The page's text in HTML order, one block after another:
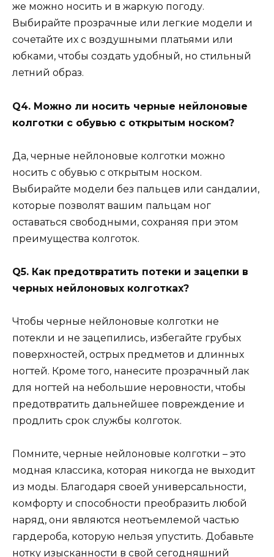
же можно носить и в жаркую погоду.
Выбирайте прозрачные или легкие модели и
сочетайте их с воздушными платьями или
юбками, чтобы создать удобный, но стильный
летний образ.
Q4. Можно ли носить черные нейлоновые
колготки с обувью с открытым носком?
Да, черные нейлоновые колготки можно
носить с обувью с открытым носком.
Выбирайте модели без пальцев или сандалии,
которые позволят вашим пальцам ног
оставаться свободными, сохраняя при этом
преимущества колготок.
Q5. Как предотвратить потеки и зацепки в
черных нейлоновых колготках?
Чтобы черные нейлоновые колготки не
потекли и не зацепились, избегайте грубых
поверхностей, острых предметов и длинных
ногтей. Кроме того, нанесите прозрачный лак
для ногтей на небольшие неровности, чтобы
предотвратить дальнейшее повреждение и
продлить срок службы колготок.
Помните, черные нейлоновые колготки – это
модная классика, которая никогда не выходит
из моды. Благодаря своей универсальности,
комфорту и способности преобразить любой
наряд, они являются неотъемлемой частью
гардероба, которую нельзя упустить. Добавьте
нотку изысканности в свой сегодняшний